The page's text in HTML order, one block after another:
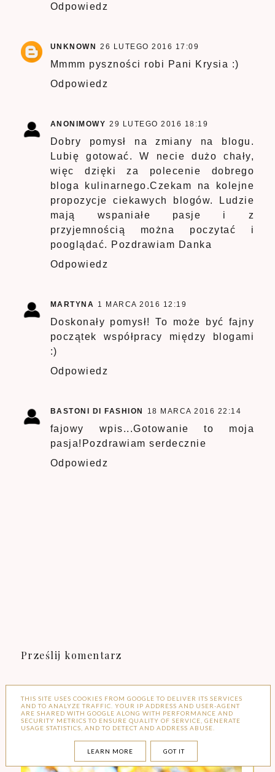
Odpowiedz
UNKNOWN 26 LUTEGO 2016 17:09
Mmmm pyszności robi Pani Krysia :)
Odpowiedz
ANONIMOWY 29 LUTEGO 2016 18:19
Dobry pomysł na zmiany na blogu.
Lubię gotować. W necie dużo chały,
więc dzięki za polecenie dobrego
bloga kulinarnego.Czekam na kolejne
propozycje ciekawych blogów. Ludzie
mają wspaniałe pasje i z
przyjemnością można poczytać i
pooglądać. Pozdrawiam Danka
Odpowiedz
MARTYNA 1 MARCA 2016 12:19
Doskonały pomysł! To może być fajny
początek współpracy między blogami
:)
Odpowiedz
BASTONI DI FASHION 18 MARCA 2016 22:14
fajowy wpis...Gotowanie to moja
pasja!Pozdrawiam serdecznie
Odpowiedz
Prześlij komentarz
THIS SITE USES COOKIES FROM GOOGLE TO DELIVER ITS SERVICES
AND TO ANALYZE TRAFFIC. YOUR IP ADDRESS AND USER-AGENT
ARE SHARED WITH GOOGLE ALONG WITH PERFORMANCE AND
SECURITY METRICS TO ENSURE QUALITY OF SERVICE, GENERATE
USAGE STATISTICS, AND TO DETECT AND ADDRESS ABUSE.
LEARN MORE GOT IT